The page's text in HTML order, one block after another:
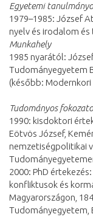
Egyetemi
1979–1985: József
nyelv és irodalom
Munkahely
1985 nyarától:
Tudományegyetem
(később:
Tudományos
1990: kisdoktori
Eötvös József,
nemzetiségpolitikai
2000: PhD
konfliktusok és
Magyarországon,
Tudományegyetem,